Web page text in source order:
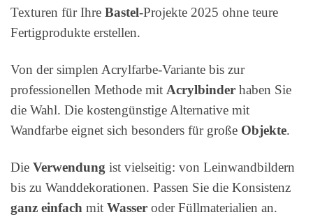
Texturen für Ihre Bastel-Projekte 2025 ohne teure
Fertigprodukte erstellen.
Von der simplen Acrylfarbe-Variante bis zur
professionellen Methode mit Acrylbinder haben Sie
die Wahl. Die kostengünstige Alternative mit
Wandfarbe eignet sich besonders für große Objekte.
Die Verwendung ist vielseitig: von Leinwandbildern
bis zu Wanddekorationen. Passen Sie die Konsistenz
ganz einfach mit Wasser oder Füllmaterialien an.